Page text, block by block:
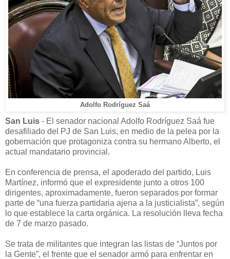
Adolfo Rodríguez Saá
San Luis - El senador nacional Adolfo Rodríguez Saá fue
desafiliado del PJ de San Luis, en medio de la pelea por la
gobernación que protagoniza contra su hermano Alberto, el
actual mandatario provincial.
En conferencia de prensa, el apoderado del partido, Luis
Martínez, informó que el expresidente junto a otros 100
dirigentes, aproximadamente, fueron separados por formar
parte de “una fuerza partidaria ajena a la justicialista”, según
lo que establece la carta orgánica. La resolución lleva fecha
de 7 de marzo pasado.
Se trata de militantes que integran las listas de “Juntos por
la Gente”, el frente que el senador armó para enfrentar en